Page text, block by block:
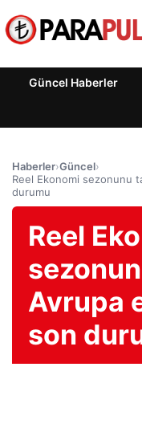
Güncel Haberler
Haberler›Güncel›
Reel Ekonomi sezonunu
durumu
Reel
Avrupa
son